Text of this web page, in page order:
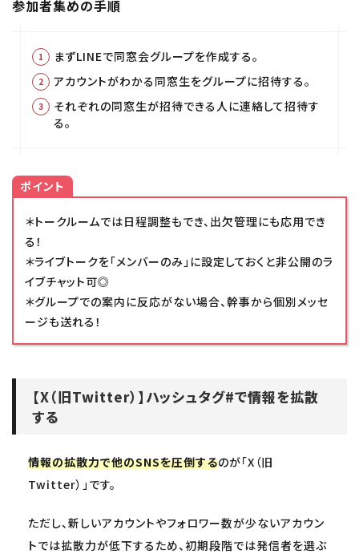
参加者集めの手順
まずLINEで同窓会グループを作成する。
アカウントがわかる同窓生をグループに招待する。
それぞれの同窓生が招待できる人に連絡して招待す
る。
ポイント
＊トークルームでは日程調整もでき、出欠管理にも応用でき
る！
＊ライブトークを「メンバーのみ」に設定しておくと非公開のラ
イブチャット可◎
＊グループでの案内に反応がない場合、幹事から個別メッセ
ージも送れる！
【X（旧Twitter）】ハッシュタグ#で情報を拡散
する
情報の拡散力で他のSNSを圧倒するのが「X（旧
Twitter）」です。
ただし、新しいアカウントやフォロワー数が少ないアカウン
トでは拡散力が低下するため、初期段階では発信者を選ぶ